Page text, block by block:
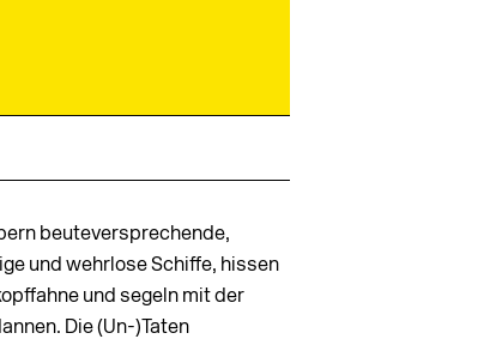
beuteversprechende,
und wehrlose Schiffe, hissen
und segeln mit der
Die (Un-)Taten